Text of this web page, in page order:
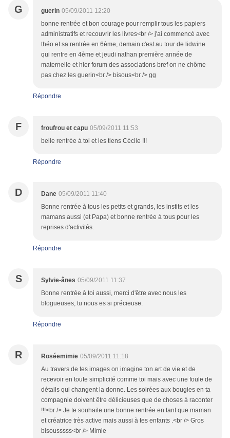
G guerin 05/09/2011 12:20
bonne rentrée et bon courage pour remplir tous les papiers
administratifs et recouvrir les livres<br /> j'ai commencé avec
théo et sa rentrée en 6ème, demain c'est au tour de lidwine
qui rentre en 4ème et jeudi nathan première année de
maternelle et hier forum des associations bref on ne chôme
pas chez les guerin<br /> bisous<br /> gg
Répondre
F froufrou et capu 05/09/2011 11:53
belle rentrée à toi et les tiens Cécile !!!
Répondre
D Dane 05/09/2011 11:40
Bonne rentrée à tous les petits et grands, les instits et les
mamans aussi (et Papa) et bonne rentrée à tous pour les
reprises d'activités.
Répondre
S Sylvie-ânes 05/09/2011 11:37
Bonne rentrée à toi aussi, merci d'être avec nous les
blogueuses, tu nous es si précieuse.
Répondre
R Roséemimie 05/09/2011 11:18
Au travers de tes images on imagine ton art de vie et de
recevoir en toute simplicité comme toi mais avec une foule de
détails qui changent la donne. Les soirées aux bougies en ta
compagnie doivent être délicieuses que de choses à raconter
!!!<br /> Je te souhaite une bonne rentrée en tant que maman
et créatrice très active mais aussi à tes enfants .<br /> Gros
bisousssss<br /> Mimie